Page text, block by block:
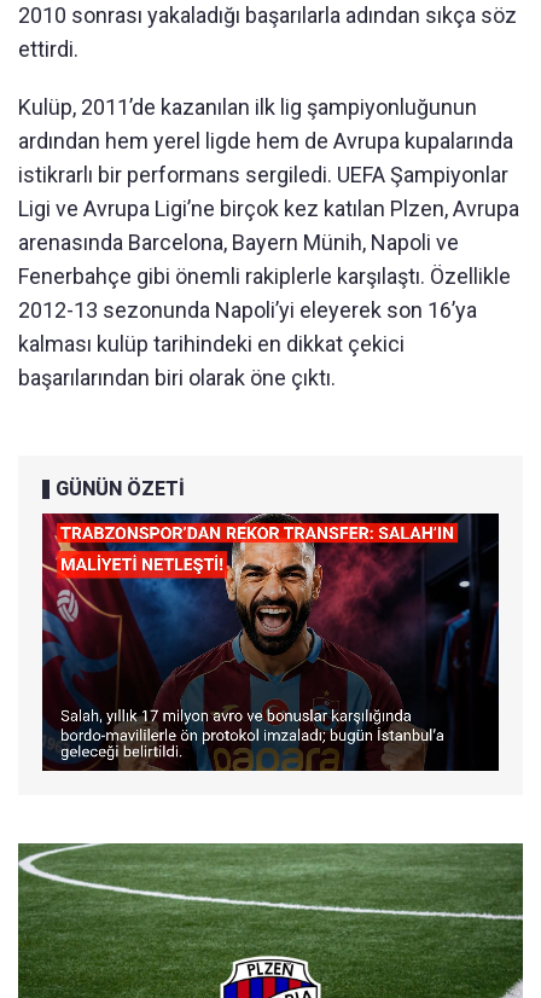
2010 sonrası yakaladığı başarılarla adından sıkça söz
ettirdi.
Kulüp, 2011’de kazanılan ilk lig şampiyonluğunun
ardından hem yerel ligde hem de Avrupa kupalarında
istikrarlı bir performans sergiledi. UEFA Şampiyonlar
Ligi ve Avrupa Ligi’ne birçok kez katılan Plzen, Avrupa
arenasında Barcelona, Bayern Münih, Napoli ve
Fenerbahçe gibi önemli rakiplerle karşılaştı. Özellikle
2012-13 sezonunda Napoli’yi eleyerek son 16’ya
kalması kulüp tarihindeki en dikkat çekici
başarılarından biri olarak öne çıktı.
GÜNÜN ÖZETİ